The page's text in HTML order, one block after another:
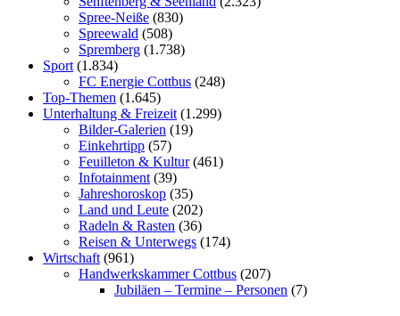
Spree-Neiße (830)
Spreewald (508)
Spremberg (1.738)
Sport (1.834)
FC Energie Cottbus (248)
Top-Themen (1.645)
Unterhaltung & Freizeit (1.299)
Bilder-Galerien (19)
Einkehrtipp (57)
Feuilleton & Kultur(461)
Infotainment (39)
Jahreshoroskop (35)
Land und Leute (202)
Radeln & Rasten (36)
Reisen & Unterwegs (174)
Wirtschaft (961)
Handwerkskammer Cottbus (207)
Jubiläen – Termine – Personen (7)